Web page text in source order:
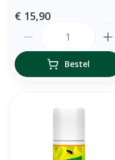
€ 15,90
Bestel